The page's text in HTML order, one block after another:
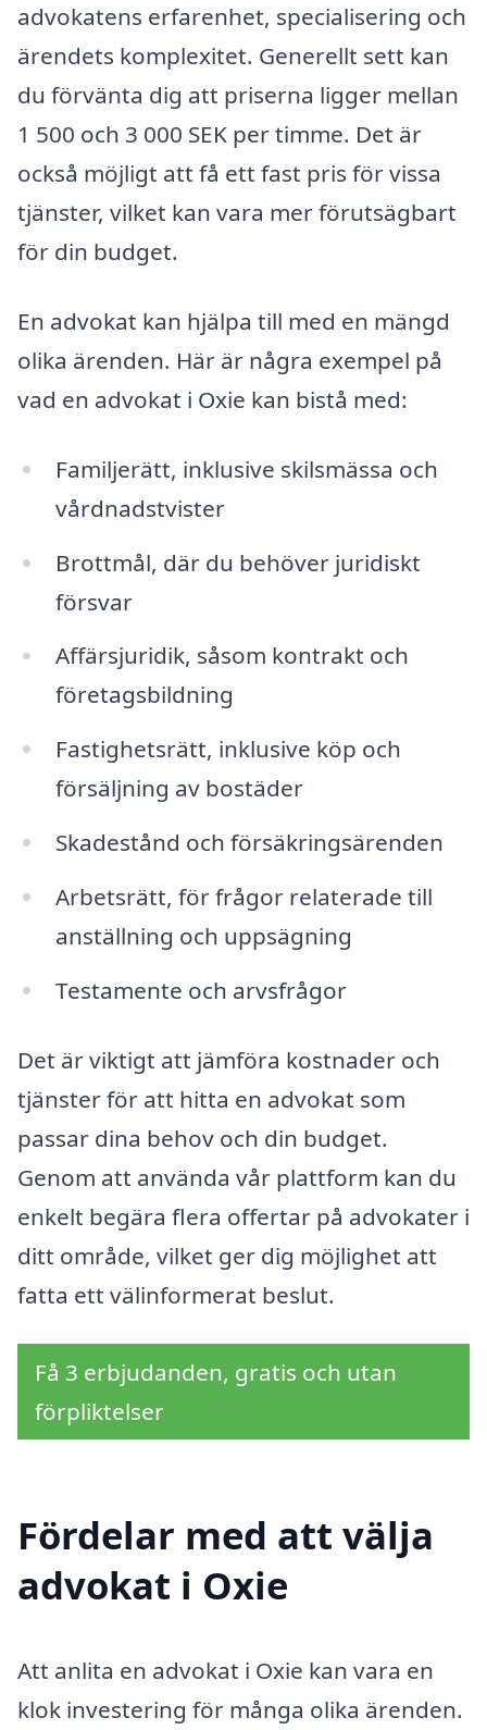
advokatens erfarenhet, specialisering och
ärendets komplexitet. Generellt sett kan
du förvänta dig att priserna ligger mellan
1 500 och 3 000 SEK per timme. Det är
också möjligt att få ett fast pris för vissa
tjänster, vilket kan vara mer förutsägbart
för din budget.
En advokat kan hjälpa till med en mängd
olika ärenden. Här är några exempel på
vad en advokat i Oxie kan bistå med:
Familjerätt, inklusive skilsmässa och
vårdnadstvister
Brottmål, där du behöver juridiskt
försvar
Affärsjuridik, såsom kontrakt och
företagsbildning
Fastighetsrätt, inklusive köp och
försäljning av bostäder
Skadestånd och försäkringsärenden
Arbetsrätt, för frågor relaterade till
anställning och uppsägning
Testamente och arvsfrågor
Det är viktigt att jämföra kostnader och
tjänster för att hitta en advokat som
passar dina behov och din budget.
Genom att använda vår plattform kan du
enkelt begära flera offertar på advokater i
ditt område, vilket ger dig möjlighet att
fatta ett välinformerat beslut.
Få 3 erbjudanden, gratis och utan
förpliktelser
Fördelar med att välja
advokat i Oxie
Att anlita en advokat i Oxie kan vara en
klok investering för många olika ärenden.